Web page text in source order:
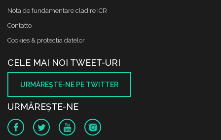
Nota de fundamentare cladire ICR
Contatto
Cookies & protectia datelor
CELE MAI NOI TWEET-URI
URMĂREŞTE-NE PE TWITTER
URMĂREŞTE-NE